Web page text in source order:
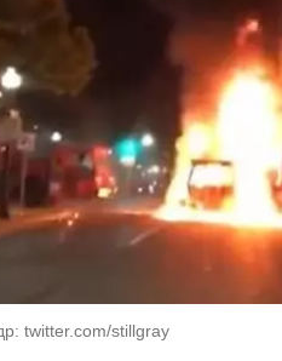
twitter.com/stillgray